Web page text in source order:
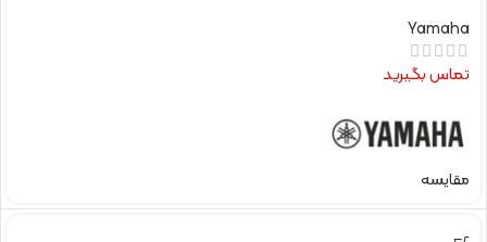
Yamaha
تماس بگیرید
مقایسه